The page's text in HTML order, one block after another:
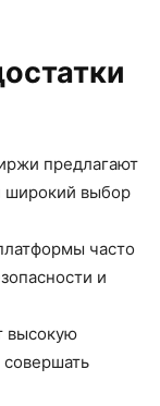
предлагают
широкий выбор
часто
и
высокую
совершать